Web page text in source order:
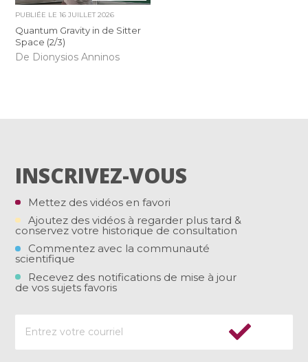
PUBLIÉE LE16 JUILLET 2026
Quantum Gravity in de Sitter
Space (2/3)
De Dionysios Anninos
INSCRIVEZ-VOUS
Mettez des vidéos en favori
Ajoutez des vidéos à regarder plus tard &
conservez votre historique de consultation
Commentez avec la communauté
scientifique
Recevez des notifications de mise à jour
de vos sujets favoris